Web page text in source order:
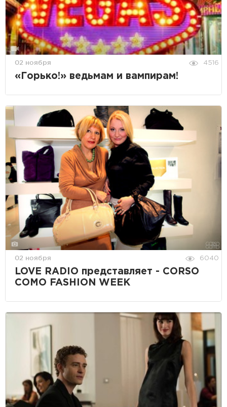
02 ноября 4516
«Горько!» ведьмам и вампирам!
02 ноября 6040
LOVE RADIO представляет - CORSO
COMO FASHION WEEK